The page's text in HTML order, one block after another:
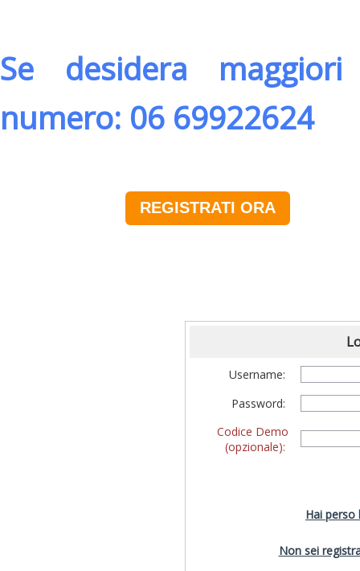
Se desidera
numero: 06 69922624
REGISTRATI ORA
Username:
Password:
Codice Demo
(opzionale):
Hai perso
Non sei